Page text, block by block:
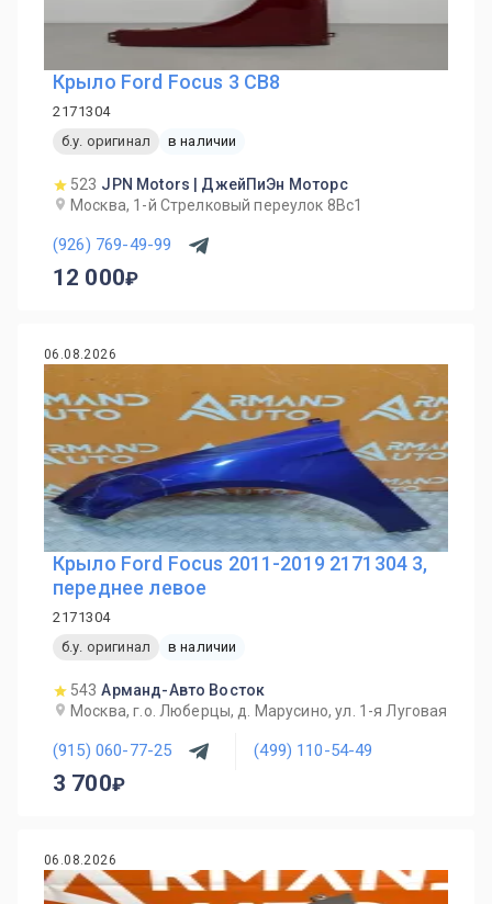
Крыло Ford Focus 3 CB8
2171304
б.у. оригинал
в наличии
523 JPN Motors | ДжейПиЭн Моторс
Москва, 1-й Cтрелковый переулок 8Вс1
(926) 769-49-99
12 000
06.08.2026
Крыло Ford Focus 2011-2019 2171304 3,
переднее левое
2171304
б.у. оригинал
в наличии
543 Арманд-Авто Восток
Москва, г.о. Люберцы, д. Марусино, ул. 1-я Луговая
(915) 060-77-25 (499) 110-54-49
3 700
06.08.2026